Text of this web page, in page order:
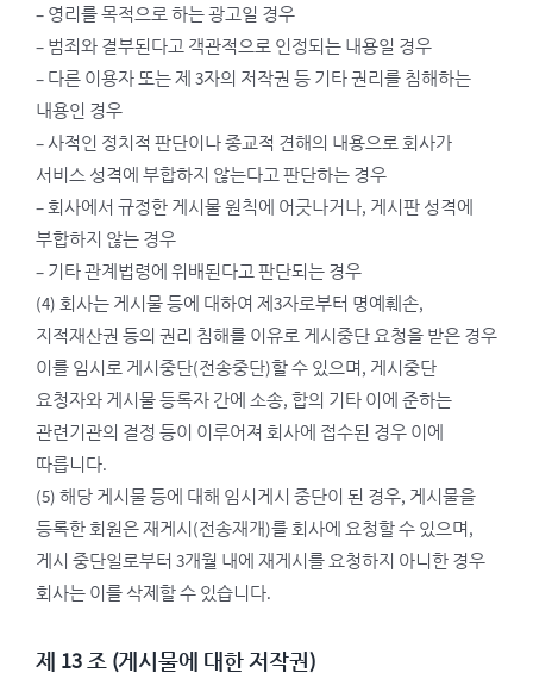
– 영리를 목적으로 하는 광고일 경우
– 범죄와 결부된다고 객관적으로 인정되는 내용일 경우
– 다른 이용자 또는 제 3자의 저작권 등 기타 권리를 침해하는
내용인 경우
– 사적인 정치적 판단이나 종교적 견해의 내용으로 회사가
서비스 성격에 부합하지 않는다고 판단하는 경우
– 회사에서 규정한 게시물 원칙에 어긋나거나, 게시판 성격에
부합하지 않는 경우
– 기타 관계법령에 위배된다고 판단되는 경우
(4) 회사는 게시물 등에 대하여 제3자로부터 명예훼손,
지적재산권 등의 권리 침해를 이유로 게시중단 요청을 받은 경우
이를 임시로 게시중단(전송중단)할 수 있으며, 게시중단
요청자와 게시물 등록자 간에 소송, 합의 기타 이에 준하는
관련기관의 결정 등이 이루어져 회사에 접수된 경우 이에
따릅니다.
(5) 해당 게시물 등에 대해 임시게시 중단이 된 경우, 게시물을
등록한 회원은 재게시(전송재개)를 회사에 요청할 수 있으며,
게시 중단일로부터 3개월 내에 재게시를 요청하지 아니한 경우
회사는 이를 삭제할 수 있습니다.
제 13 조 (게시물에 대한 저작권)